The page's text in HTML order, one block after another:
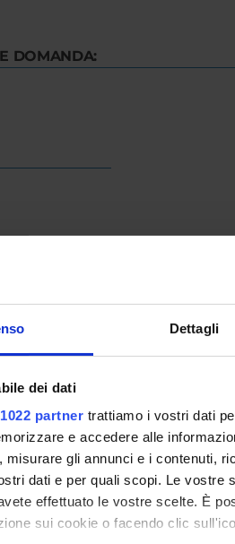
Dettagli
dei dati
partner trattiamo i vostri dati
e accedere alle
misurare gli annunci e i contenuti,
dati e per quali scopi. Le vostre
effettuato le vostre scelte. È
sui cookie o facendo clic
DOMANDA:
ufficiale